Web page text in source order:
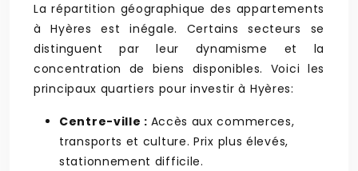
La répartition géographique des appartements
à Hyères est inégale. Certains secteurs se
distinguent par leur dynamisme et la
concentration de biens disponibles. Voici les
principaux quartiers pour investir à Hyères:
Centre-ville : Accès aux commerces,
transports et culture. Prix plus élevés,
stationnement difficile.